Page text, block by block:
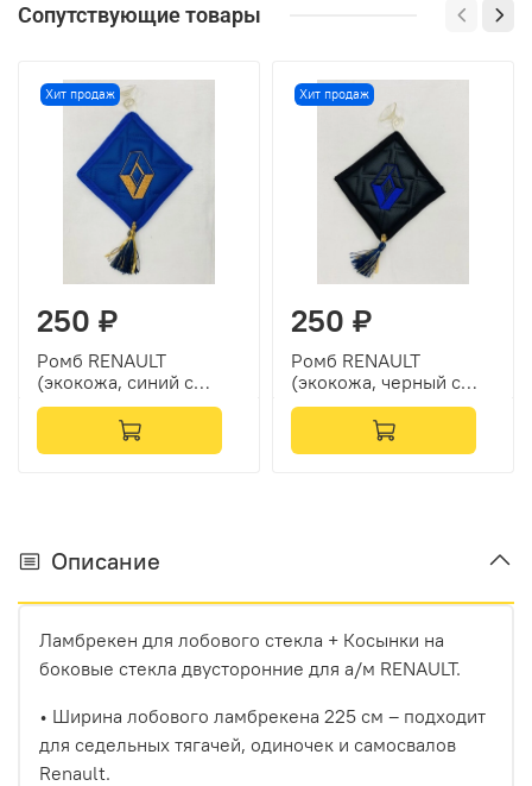
Сопутствующие товары
Хит продаж
250 ₽
Ромб RENAULT
(экокожа, синий с
золотой вышивкой)
Хит продаж
250 ₽
Ромб RENAULT
(экокожа, черный с
синей вышивкой)
Описание
Ламбрекен для лобового стекла + Косынки на
боковые стекла двусторонние для а/м RENAULT.
• Ширина лобового ламбрекена 225 см – подходит
для седельных тягачей, одиночек и самосвалов
Renault.